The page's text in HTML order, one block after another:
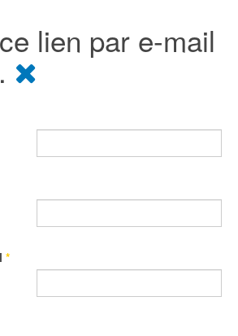
lien par e-mail
*